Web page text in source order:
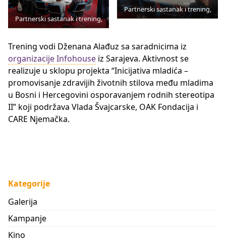
Partnerski sastanak i trening,
Partnerski sastanak i trening,
Trening vodi Dženana Alađuz sa saradnicima iz
organizacije Infohouse iz Sarajeva. Aktivnost se
realizuje u sklopu projekta “Inicijativa mladića –
promovisanje zdravijih životnih stilova među mladima
u Bosni i Hercegovini osporavanjem rodnih stereotipa
II” koji podržava Vlada Švajcarske, OAK Fondacija i
CARE Njemačka.
Kategorije
Galerija
Kampanje
Kino